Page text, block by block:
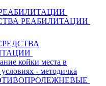
РЕАБИЛИТАЦИИ
койки места в
- методичка